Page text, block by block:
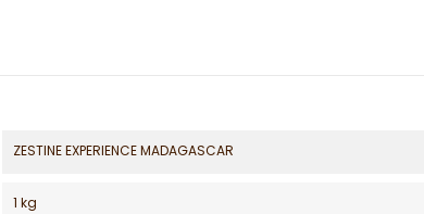
ZESTINE EXPERIENCE MADAGASCAR
1 kg